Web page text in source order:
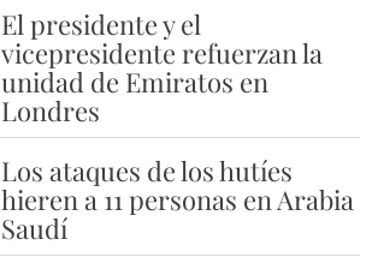
El presidente y el
vicepresidente refuerzan la
unidad de Emiratos en
Londres
Los ataques de los hutíes
hieren a 11 personas en Arabia
Saudí